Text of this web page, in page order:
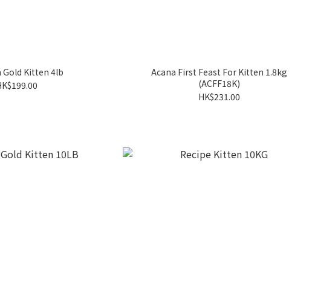
Gold Kitten 4lb
Acana First Feast For Kitten 1.8kg
(ACFF18K)
HK$231.00